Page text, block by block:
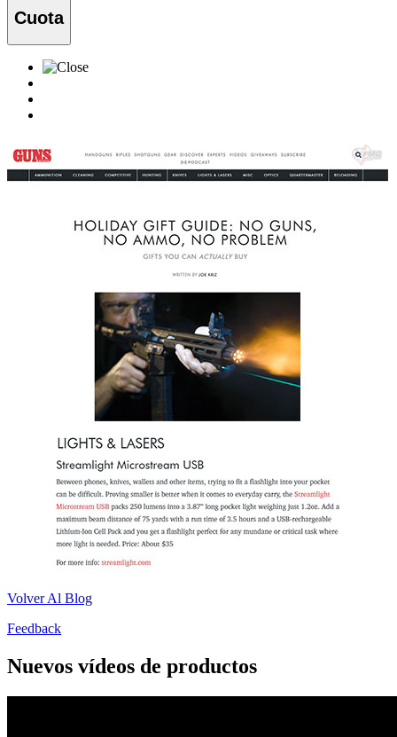
Cuota
Volver Al Blog
Feedback
Nuevos vídeos de productos